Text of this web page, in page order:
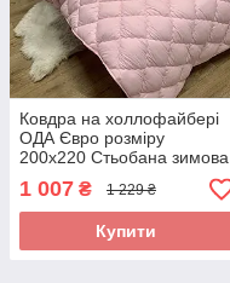
Ковдра на холлофайбері
ОДА Євро розміру
200х220 Стьобана зимова
ковдра високої якості
1 007 ₴ 1 229 ₴
Купити